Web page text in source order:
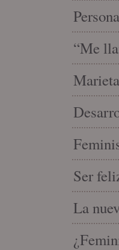
“Me
Ser
La